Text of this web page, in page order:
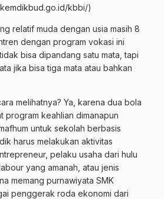
kbbi/)
relatif muda dengan usia masih 8
dengan program vokasi ini
bisa dipandang satu mata, tapi
jika bisa tiga mata atau bahkan
melihatnya? Ya, karena dua bola
program keahlian dimanapun
untuk sekolah berbasis
harus melakukan aktivitas
pelaku usaha dari hulu
yang amanah, atau jenis
memang purnawiyata SMK
penggerak roda ekonomi dari